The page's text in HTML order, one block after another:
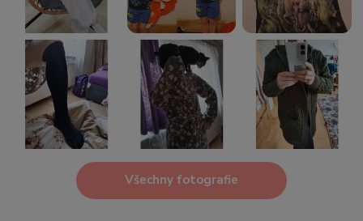
Všechny fotografie